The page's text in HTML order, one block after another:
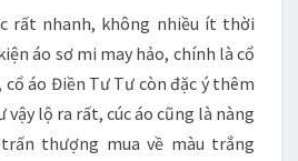
rất nhanh, không nhiều ít thời
áo sơ mi may hảo, chính là cổ
áo Điền Tư Tư còn đặc ý thêm
vậy lộ ra rất, cúc áo cũng là nàng
thượng mua về màu trắng